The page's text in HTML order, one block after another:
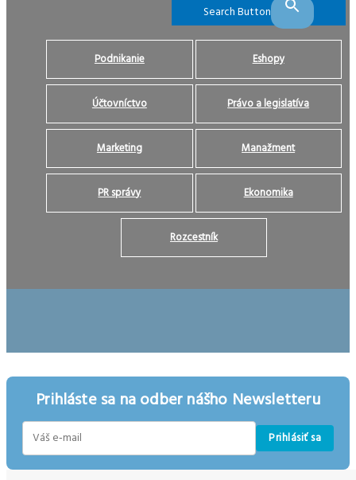
Search Button
Podnikanie Eshopy
Účtovníctvo Právo a legislatíva
Marketing Manažment
PR správy Ekonomika
Rozcestník
Prihláste sa na odber nášho Newsletteru
Prihlásiť sa